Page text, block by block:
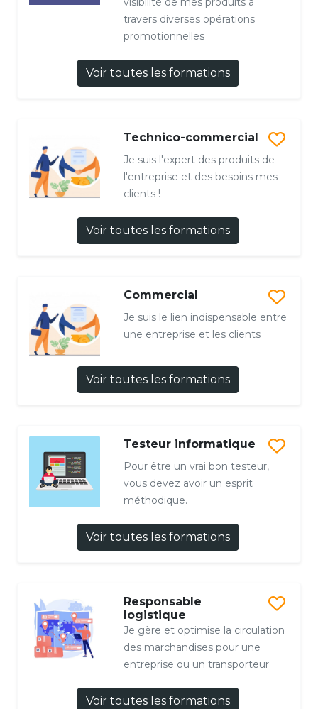
travers diverses opérations
promotionnelles
Voir toutes les formations
Technico-commercial
Je suis l'expert des produits de
l'entreprise et des besoins mes
clients !
Voir toutes les formations
Commercial
Je suis le lien indispensable entre
une entreprise et les clients
Voir toutes les formations
Testeur informatique
Pour être un vrai bon testeur,
vous devez avoir un esprit
méthodique.
Voir toutes les formations
Responsable
logistique
Je gère et optimise la circulation
des marchandises pour une
entreprise ou un transporteur
Voir toutes les formations